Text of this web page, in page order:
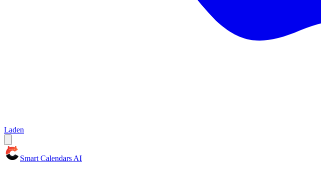
Laden
Smart Calendars AI